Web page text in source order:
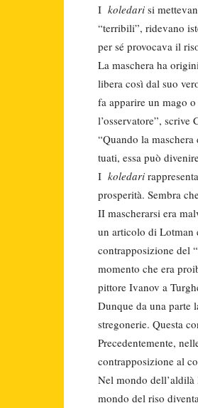
I koledari si
“terribili”, ridevano
per sé provocava il
La maschera ha
libe­ra così dal suo
fa apparire un mago
l’osservatore”, scrive
“Quando la
tuati, essa può
I koledari
prospe­rità. Sembra
II mascherarsi era
un articolo di Lotman
contrapposizio­ne del
momento che era
pittore Ivanov a
Dunque da una parte
stre­gonerie. Questa
Precedentemente,
con­trapposizione al
Nel mondo dell’aldilà
mon­do del riso